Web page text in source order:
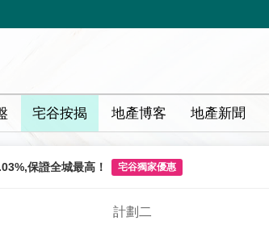
宅谷按揭 地產博客 地產新聞
保證全城最高！ 宅谷獨家優惠
計劃二